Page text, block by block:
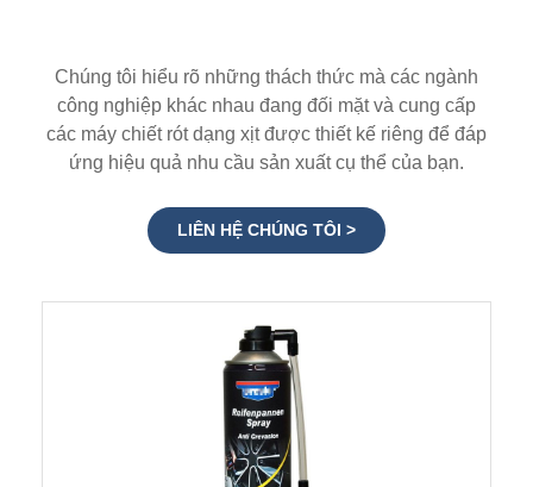
Chúng tôi hiểu rõ những thách thức mà các ngành
công nghiệp khác nhau đang đối mặt và cung cấp
các máy chiết rót dạng xịt được thiết kế riêng để đáp
ứng hiệu quả nhu cầu sản xuất cụ thể của bạn.
LIÊN HỆ CHÚNG TÔI >